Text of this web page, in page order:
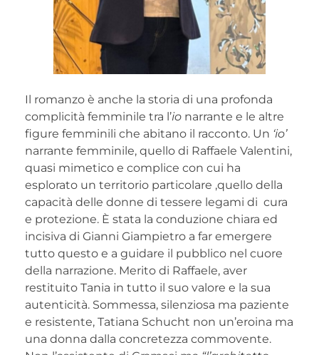
Il romanzo è anche la storia di una profonda
complicità femminile tra l’io narrante e le altre
figure femminili che abitano il racconto. Un ‘io’
narrante femminile, quello di Raffaele Valentini,
quasi mimetico e complice con cui ha
esplorato un territorio particolare ,quello della
capacità delle donne di tessere legami di cura
e protezione. È stata la conduzione chiara ed
incisiva di Gianni Giampietro a far emergere
tutto questo e a guidare il pubblico nel cuore
della narrazione. Merito di Raffaele, aver
restituito Tania in tutto il suo valore e la sua
autenticità. Sommessa, silenziosa ma paziente
e resistente, Tatiana Schucht non un’eroina ma
una donna dalla concretezza commovente.